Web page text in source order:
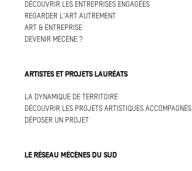
DÉCOUVRIR LES ENTREPRISES ENGAGÉES
REGARDER L'ART AUTREMENT
ART & ENTREPRISE
DEVENIR MÉCÈNE ?
ARTISTES ET PROJETS LAURÉATS
LA DYNAMIQUE DE TERRITOIRE
DÉCOUVRIR LES PROJETS ARTISTIQUES ACCOMPAGNÉS
DÉPOSER UN PROJET
LE RÉSEAU MÉCÈNES DU SUD